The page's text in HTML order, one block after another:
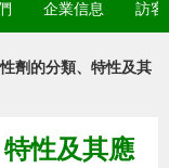
企業信息 訪客
劑的分類、特性及其
性及其應